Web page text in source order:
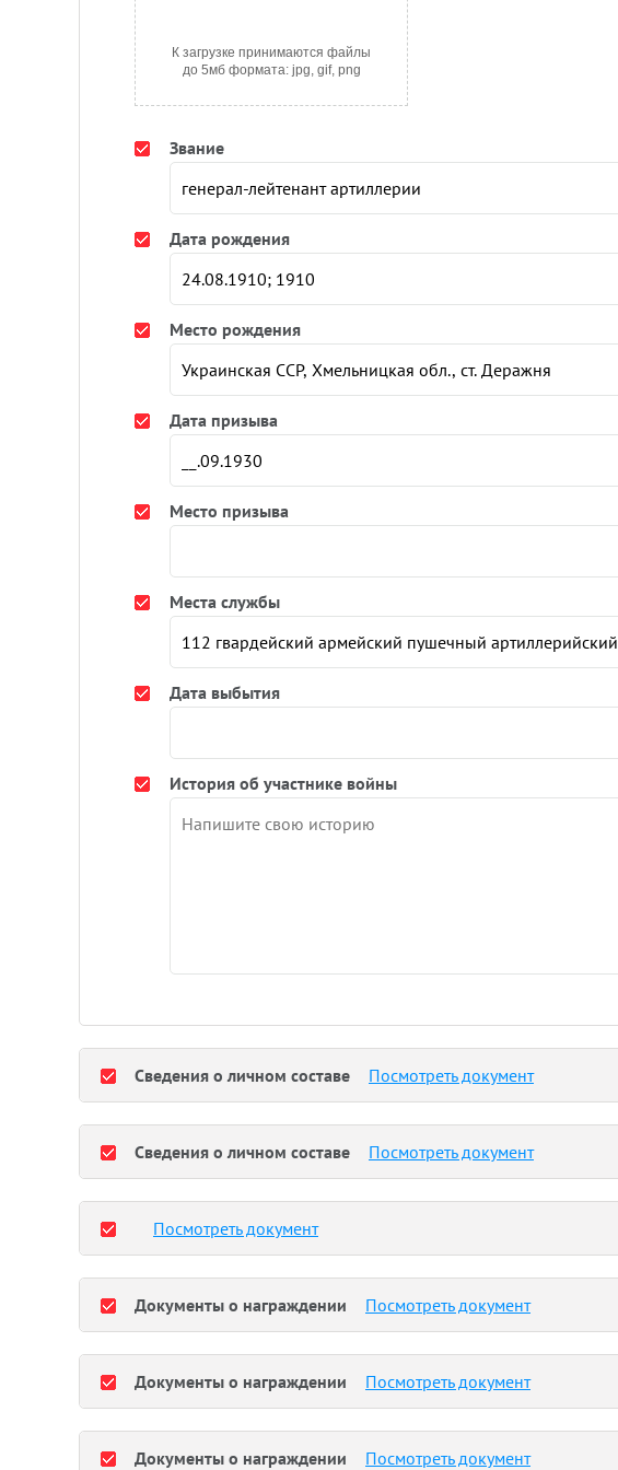
К загрузке принимаются файлы
до 5мб формата: jpg, gif, png
Звание
Дата рождения
Место рождения
Дата призыва
Место призыва
Места службы
Дата выбытия
История об участнике войны
Сведения о личном составе Посмотреть документ
Сведения о личном составе Посмотреть документ
Посмотреть документ
Документы о награждении Посмотреть документ
Документы о награждении Посмотреть документ
Документы о награждении Посмотреть документ